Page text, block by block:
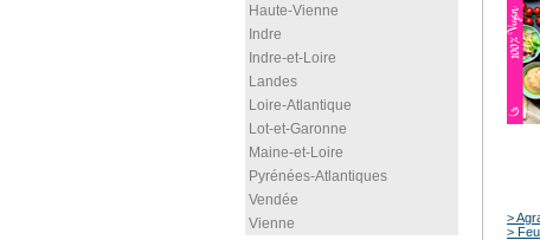
Haute-Vienne
Indre
Indre-et-Loire
Landes
Loire-Atlantique
Lot-et-Garonne
Maine-et-Loire
Pyrénées-Atlantiques
Vendée
Vienne
>
>